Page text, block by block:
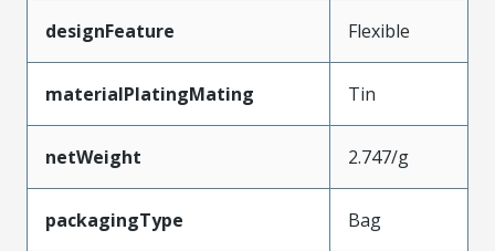
designFeature Flexible
materialPlatingMating Tin
netWeight 2.747/g
packagingType Bag